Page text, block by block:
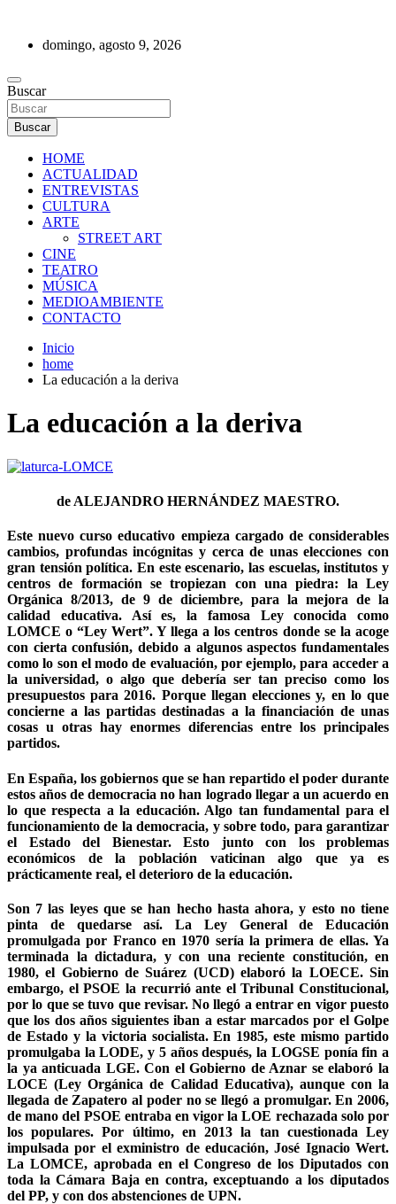
contenidodomingo, agosto 9, 2026
REVISTA DE PRENSA
Buscar
Buscar
HOME
ACTUALIDAD
ENTREVISTAS
CULTURA
ARTE
STREET ART
CINE
TEATRO
MÚSICA
MEDIOAMBIENTE
CONTACTO
Inicio
home
La educación a la deriva
La educación a la deriva
de ALEJANDRO HERNÁNDEZ MAESTRO.
Este nuevo curso educativo empieza cargado de considerables
cambios, profundas incógnitas y cerca de unas elecciones con
gran tensión política. En este escenario, las escuelas, institutos y
centros de formación se tropiezan con una piedra: la Ley
Orgánica 8/2013, de 9 de diciembre, para la mejora de la
calidad educativa. Así es, la famosa Ley conocida como
LOMCE o “Ley Wert”. Y llega a los centros donde se la acoge
con cierta confusión, debido a algunos aspectos fundamentales
como lo son el modo de evaluación, por ejemplo, para acceder a
la universidad, o algo que debería ser tan preciso como los
presupuestos para 2016. Porque llegan elecciones y, en lo que
concierne a las partidas destinadas a la financiación de unas
cosas u otras hay enormes diferencias entre los principales
partidos.
En España, los gobiernos que se han repartido el poder durante
estos años de democracia no han logrado llegar a un acuerdo en
lo que respecta a la educación. Algo tan fundamental para el
funcionamiento de la democracia, y sobre todo, para garantizar
el Estado del Bienestar. Esto junto con los problemas
económicos de la población vaticinan algo que ya es
prácticamente real, el deterioro de la educación.
Son 7 las leyes que se han hecho hasta ahora, y esto no tiene
pinta de quedarse así. La Ley General de Educación
promulgada por Franco en 1970 sería la primera de ellas. Ya
terminada la dictadura, y con una reciente constitución, en
1980, el Gobierno de Suárez (UCD) elaboró la LOECE. Sin
embargo, el PSOE la recurrió ante el Tribunal Constitucional,
por lo que se tuvo que revisar. No llegó a entrar en vigor puesto
que los dos años siguientes iban a estar marcados por el Golpe
de Estado y la victoria socialista. En 1985, este mismo partido
promulgaba la LODE, y 5 años después, la LOGSE ponía fin a
la ya anticuada LGE. Con el Gobierno de Aznar se elaboró la
LOCE (Ley Orgánica de Calidad Educativa), aunque con la
llegada de Zapatero al poder no se llegó a promulgar. En 2006,
de mano del PSOE entraba en vigor la LOE rechazada solo por
los populares. Por último, en 2013 la tan cuestionada Ley
impulsada por el exministro de educación, José Ignacio Wert.
La LOMCE, aprobada en el Congreso de los Diputados con
toda la Cámara Baja en contra, exceptuando a los diputados
del PP, y con dos abstenciones de UPN.